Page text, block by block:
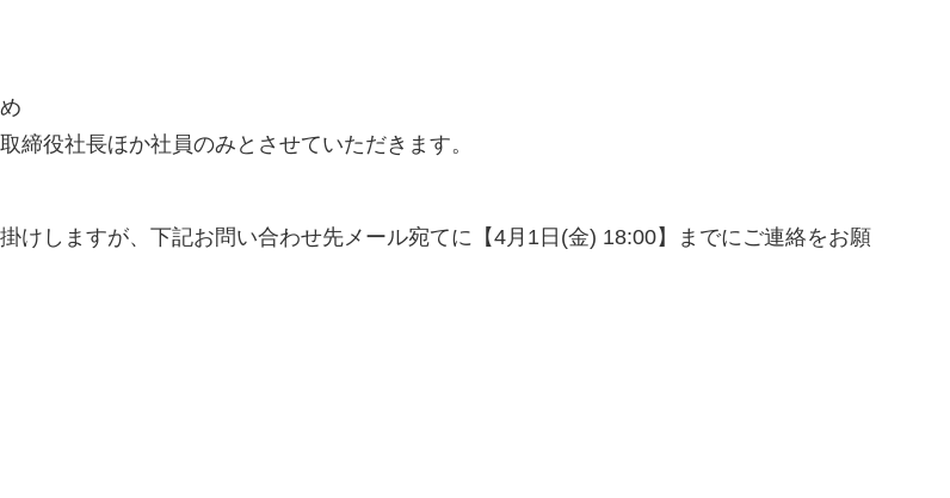
役社長ほか社員のみとさせていただきます。
けしますが、下記お問い合わせ先メール宛てに【4月1日(金) 18:00】までにご連絡をお願